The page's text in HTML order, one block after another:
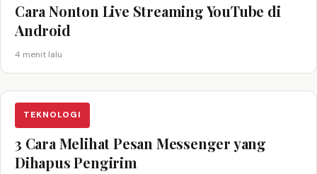
Cara Nonton Live Streaming YouTube di
Android
4 menit lalu
TEKNOLOGI
3 Cara Melihat Pesan Messenger yang
Dihapus Pengirim